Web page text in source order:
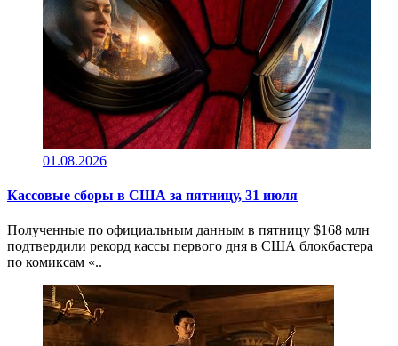
01.08.2026
Кассовые сборы в CША за пятницу, 31 июля
Полученные по официальным данным в пятницу $168 млн
подтвердили рекорд кассы первого дня в США блокбастера
по комиксам «..